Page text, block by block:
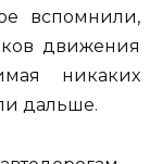
вспомнили,
движения
никаких
дальше.